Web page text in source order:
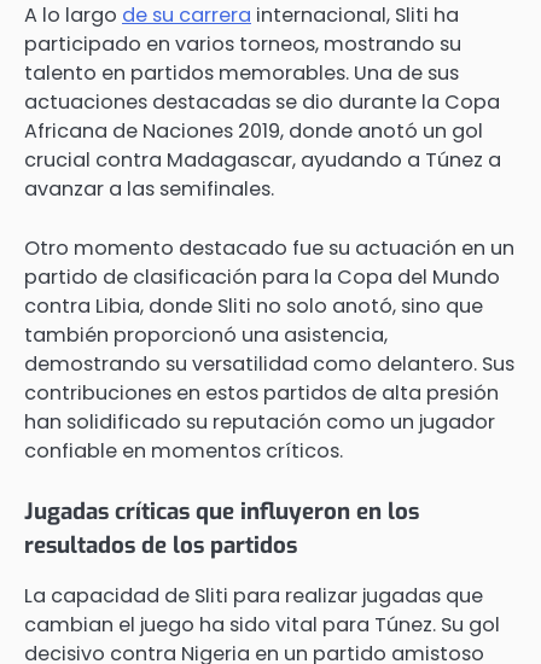
A lo largo de su carrera internacional, Sliti ha
participado en varios torneos, mostrando su
talento en partidos memorables. Una de sus
actuaciones destacadas se dio durante la Copa
Africana de Naciones 2019, donde anotó un gol
crucial contra Madagascar, ayudando a Túnez a
avanzar a las semifinales.
Otro momento destacado fue su actuación en un
partido de clasificación para la Copa del Mundo
contra Libia, donde Sliti no solo anotó, sino que
también proporcionó una asistencia,
demostrando su versatilidad como delantero. Sus
contribuciones en estos partidos de alta presión
han solidificado su reputación como un jugador
confiable en momentos críticos.
Jugadas críticas que influyeron en los
resultados de los partidos
La capacidad de Sliti para realizar jugadas que
cambian el juego ha sido vital para Túnez. Su gol
decisivo contra Nigeria en un partido amistoso